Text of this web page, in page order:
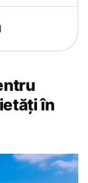
în